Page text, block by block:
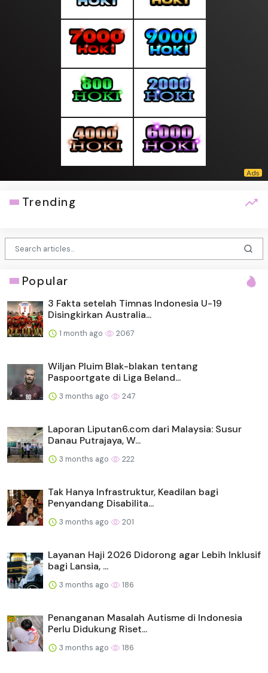
Trending
Popular
3 Fakta setelah Timnas Indonesia U-19
Disingkirkan Australia...
1 month ago 2067
Wiljan Pluim Blak-blakan tentang
Paspoortgate di Liga Beland...
3 months ago 247
Laporan Liputan6.com dari Malaysia: Susur
Danau Putrajaya, W...
3 months ago 222
Tak Hanya Infrastruktur, Keadilan bagi
Penyandang Disabilita...
3 months ago 201
Layanan Haji 2026 Didorong agar Lebih Inklusif
bagi Lansia, ...
3 months ago 186
Penanganan Masalah Autisme di Indonesia
Perlu Didukung Riset...
3 months ago 186